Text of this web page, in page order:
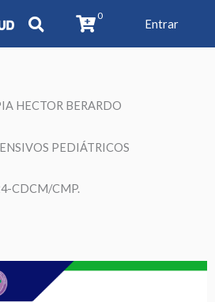
0
Entrar
HECTOR BERARDO
PEDIÁTRICOS
CDCM/CMP.